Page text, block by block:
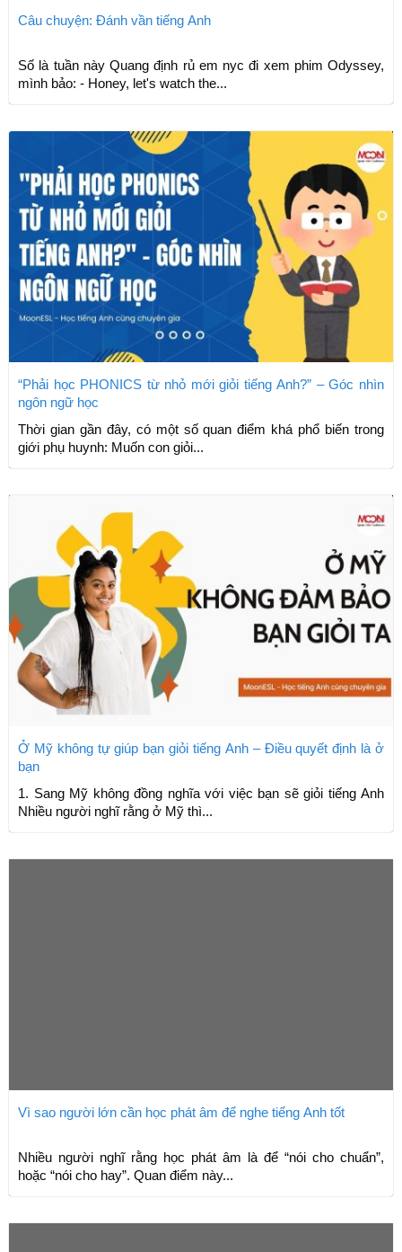
Câu chuyện: Đánh vần tiếng Anh
Số là tuần này Quang định rủ em nyc đi xem phim Odyssey,
mình bảo: - Honey, let's watch the...
“Phải học PHONICS từ nhỏ mới giỏi tiếng Anh?” – Góc nhìn
ngôn ngữ học
Thời gian gần đây, có một số quan điểm khá phổ biến trong
giới phụ huynh: Muốn con giỏi...
Ở Mỹ không tự giúp bạn giỏi tiếng Anh – Điều quyết định là ở
bạn
1. Sang Mỹ không đồng nghĩa với việc bạn sẽ giỏi tiếng Anh
Nhiều người nghĩ rằng ở Mỹ thì...
Vì sao người lớn cần học phát âm để nghe tiếng Anh tốt
Nhiều người nghĩ rằng học phát âm là để “nói cho chuẩn”,
hoặc “nói cho hay”. Quan điểm này...